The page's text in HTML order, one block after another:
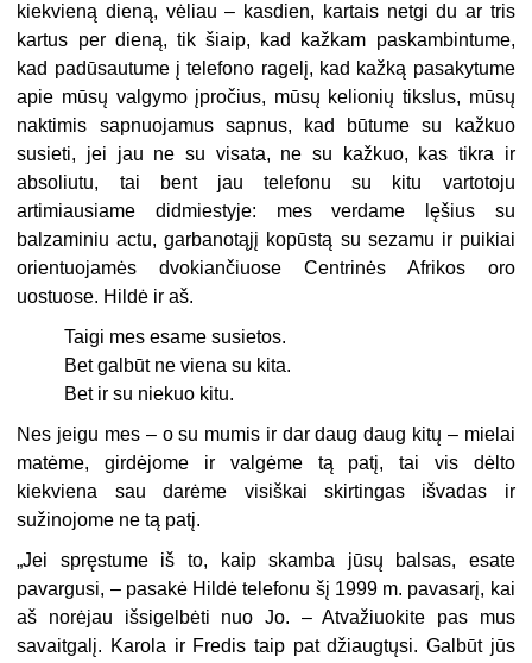
kiekvieną dieną, vėliau – kasdien, kartais netgi du ar tris
kartus per dieną, tik šiaip, kad kažkam paskambintume,
kad padūsautume į telefono ragelį, kad kažką pasakytume
apie mūsų valgymo įpročius, mūsų kelionių tikslus, mūsų
naktimis sapnuojamus sapnus, kad būtume su kažkuo
susieti, jei jau ne su visata, ne su kažkuo, kas tikra ir
absoliutu, tai bent jau telefonu su kitu vartotoju
artimiausiame didmiestyje: mes verdame lęšius su
balzaminiu actu, garbanotąjį kopūstą su sezamu ir puikiai
orientuojamės dvokiančiuose Centrinės Afrikos oro
uostuose. Hildė ir aš.
Taigi mes esame susietos.
Bet galbūt ne viena su kita.
Bet ir su niekuo kitu.
Nes jeigu mes – o su mumis ir dar daug daug kitų – mielai
matėme, girdėjome ir valgėme tą patį, tai vis dėlto
kiekviena sau darėme visiškai skirtingas išvadas ir
sužinojome ne tą patį.
„Jei spręstume iš to, kaip skamba jūsų balsas, esate
pavargusi, – pasakė Hildė telefonu šį 1999 m. pavasarį, kai
aš norėjau išsigelbėti nuo Jo. – Atvažiuokite pas mus
savaitgalį. Karola ir Fredis taip pat džiaugtųsi. Galbūt jūs